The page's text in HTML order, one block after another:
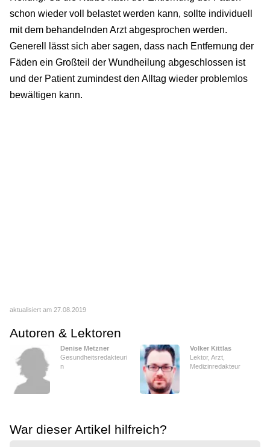
schon wieder voll belastet werden kann, sollte individuell
mit dem behandelnden Arzt abgesprochen werden.
Generell lässt sich aber sagen, dass nach Entfernung der
Fäden ein Großteil der Wundheilung abgeschlossen ist
und der Patient zumindest den Alltag wieder problemlos
bewältigen kann.
aktualisiert am 27.08.2019
Autoren & Lektoren
Denise Metzner
Gesundheitsredakteuri
n
Volker Kittlas
Lektor, Arzt,
Medizinredakteur
War dieser Artikel hilfreich?